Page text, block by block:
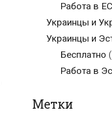
Работа в ЕС
Украинцы и
Украинцы и
Бесплатно
Работа в
Метки